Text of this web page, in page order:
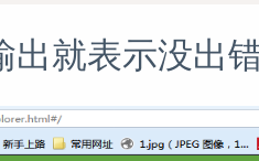
出就表示没出